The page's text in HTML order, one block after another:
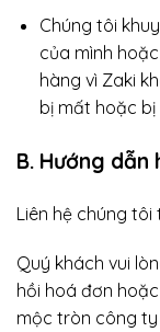
Chúng tôi
của mình
hàng vì Zaki
bị mất hoặc bị
B. Hướng dẫn
Liên hệ chúng tôi
Quý khách vui
hồi hoá đơn
mộc tròn công ty